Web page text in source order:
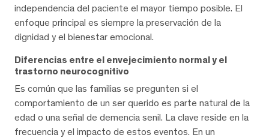
independencia del paciente el mayor tiempo posible. El
enfoque principal es siempre la preservación de la
dignidad y el bienestar emocional.
Diferencias entre el envejecimiento normal y el
trastorno neurocognitivo
Es común que las familias se pregunten si el
comportamiento de un ser querido es parte natural de la
edad o una señal de demencia senil. La clave reside en la
frecuencia y el impacto de estos eventos. En un